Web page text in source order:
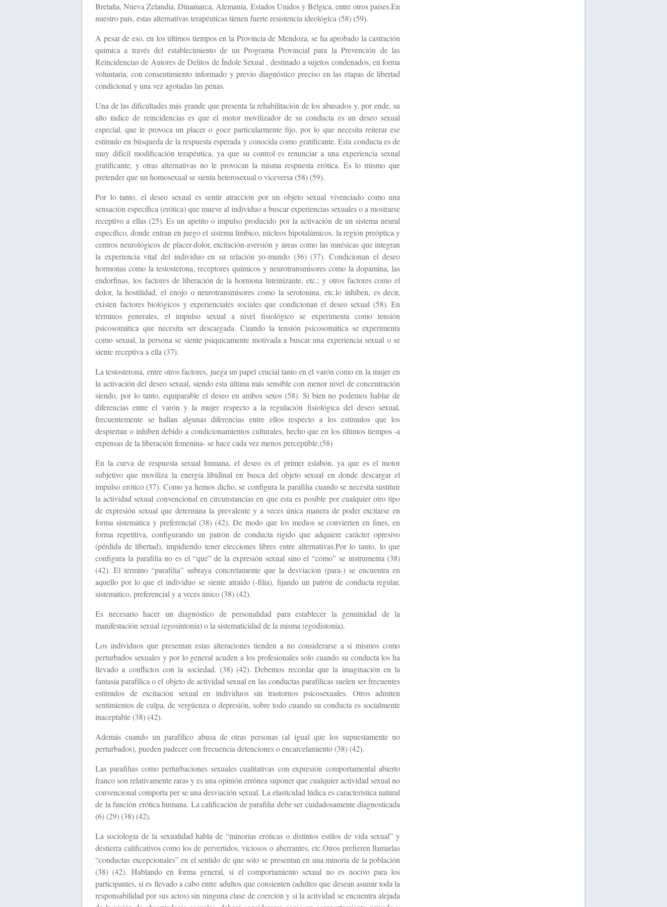
Bretaña, Nueva Zelandia, Dinamarca, Alemania, Estados Unidos y Bélgica, entre otros países.En
nuestro país, estas alternativas terapéuticas tienen fuerte resistencia ideológica (58) (59).
A pesar de eso, en los últimos tiempos en la Provincia de Mendoza, se ha aprobado la castración
química a través del establecimiento de un Programa Provincial para la Prevención de las
Reincidencias de Autores de Delitos de Índole Sexual , destinado a sujetos condenados, en forma
voluntaria, con consentimiento informado y previo diagnóstico preciso en las etapas de libertad
condicional y una vez agotadas las penas.
Una de las dificultades más grande que presenta la rehabilitación de los abusados y, por ende, su
alto índice de reincidencias es que el motor movilizador de su conducta es un deseo sexual
especial, que le provoca un placer o goce particularmente fijo, por lo que necesita reiterar ese
estímulo en búsqueda de la respuesta esperada y conocida como gratificante. Esta conducta es de
muy difícil modificación terapéutica, ya que su control es renunciar a una experiencia sexual
gratificante, y otras alternativas no le provocan la misma respuesta erótica. Es lo mismo que
pretender que un homosexual se sienta heterosexual o viceversa (58) (59).
Por lo tanto, el deseo sexual es sentir atracción por un objeto sexual vivenciado como una
sensación específica (erótica) que mueve al individuo a buscar experiencias sexuales o a mostrarse
receptivo a ellas (25). Es un apetito o impulso producido por la activación de un sistema neural
específico, donde entran en juego el sistema límbico, núcleos hipotalámicos, la región preóptica y
centros neurológicos de placer-dolor, excitación-aversión y áreas como las mnésicas que integran
la experiencia vital del individuo en su relación yo-mundo (36) (37). Condicionan el deseo
hormonas como la testosterona, receptores químicos y neurotransmisores como la dopamina, las
endorfinas, los factores de liberación de la hormona luteinizante, etc.; y otros factores como el
dolor, la hostilidad, el enojo o neurotransmisores como la serotonina, etc.lo inhiben, es decir,
existen factores biológicos y experienciales sociales que condicionan el deseo sexual (58). En
términos generales, el impulso sexual a nivel fisiológico se experimenta como tensión
psicosomática que necesita ser descargada. Cuando la tensión psicosomática se experimenta
como sexual, la persona se siente psíquicamente motivada a buscar una experiencia sexual o se
siente receptiva a ella (37).
La testosterona, entre otros factores, juega un papel crucial tanto en el varón como en la mujer en
la activación del deseo sexual, siendo esta última más sensible con menor nivel de concentración
siendo, por lo tanto, equiparable el deseo en ambos sexos (58). Si bien no podemos hablar de
diferencias entre el varón y la mujer respecto a la regulación fisiológica del deseo sexual,
frecuentemente se hallan algunas diferencias entre ellos respecto a los estímulos que los
despiertan o inhiben debido a condicionamientos culturales, hecho que en los últimos tiempos -a
expensas de la liberación femenina- se hace cada vez menos perceptible.(58)
En la curva de respuesta sexual humana, el deseo es el primer eslabón, ya que es el motor
subjetivo que moviliza la energía libidinal en busca del objeto sexual en donde descargar el
impulso erótico (37). Como ya hemos dicho, se configura la parafilia cuando se necesita sustituir
la actividad sexual convencional en circunstancias en que esta es posible por cualquier otro tipo
de expresión sexual que determina la prevalente y a veces única manera de poder excitarse en
forma sistemática y preferencial (38) (42). De modo que los medios se convierten en fines, en
forma repetitiva, configurando un patrón de conducta rígido que adquiere carácter opresivo
(pérdida de libertad), impidiendo tener elecciones libres entre alternativas.Por lo tanto, lo que
configura la parafilia no es el “qué” de la expresión sexual sino el “cómo” se instrumenta (38)
(42). El término “parafilia” subraya concretamente que la desviación (para-) se encuentra en
aquello por lo que el individuo se siente atraído (-filia), fijando un patrón de conducta regular,
sistemático, preferencial y a veces único (38) (42).
Es necesario hacer un diagnóstico de personalidad para establecer la genuinidad de la
manifestación sexual (egosintonía) o la sistematicidad de la misma (egodistonía).
Los individuos que presentan estas alteraciones tienden a no considerarse a sí mismos como
perturbados sexuales y por lo general acuden a los profesionales solo cuando su conducta los ha
llevado a conflictos con la sociedad. (38) (42). Debemos recordar que la imaginación en la
fantasía parafílica o el objeto de actividad sexual en las conductas parafílicas suelen ser frecuentes
estímulos de excitación sexual en individuos sin trastornos psicosexuales. Otros admiten
sentimientos de culpa, de vergüenza o depresión, sobre todo cuando su conducta es socialmente
inaceptable (38) (42).
Además cuando un parafílico abusa de otras personas (al igual que los supuestamente no
perturbados), pueden padecer con frecuencia detenciones o encarcelamiento (38) (42).
Las parafilias como perturbaciones sexuales cualitativas con expresión comportamental abierto
franco son relativamente raras y es una opinión errónea suponer que cualquier actividad sexual no
convencional comporta per se una desviación sexual. La elasticidad lúdica es característica natural
de la función erótica humana. La calificación de parafilia debe ser cuidadosamente diagnosticada
(6) (29) (38) (42).
La sociología de la sexualidad habla de “minorías eróticas o distintos estilos de vida sexual” y
destierra calificativos como los de pervertidos, viciosos o aberrantes, etc.Otros prefieren llamarlas
“conductas excepcionales” en el sentido de que solo se presentan en una minoría de la población
(38) (42). Hablando en forma general, si el comportamiento sexual no es nocivo para los
participantes, si es llevado a cabo entre adultos que consienten (adultos que desean asumir toda la
responsabilidad por sus actos) sin ninguna clase de coerción y si la actividad se encuentra alejada